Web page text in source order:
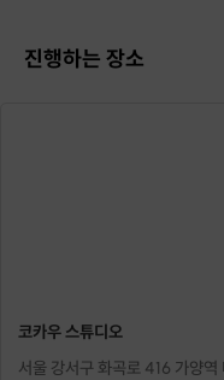
진행하는 장소
코카우 스튜디오
서울 강서구 화곡로 416 가양